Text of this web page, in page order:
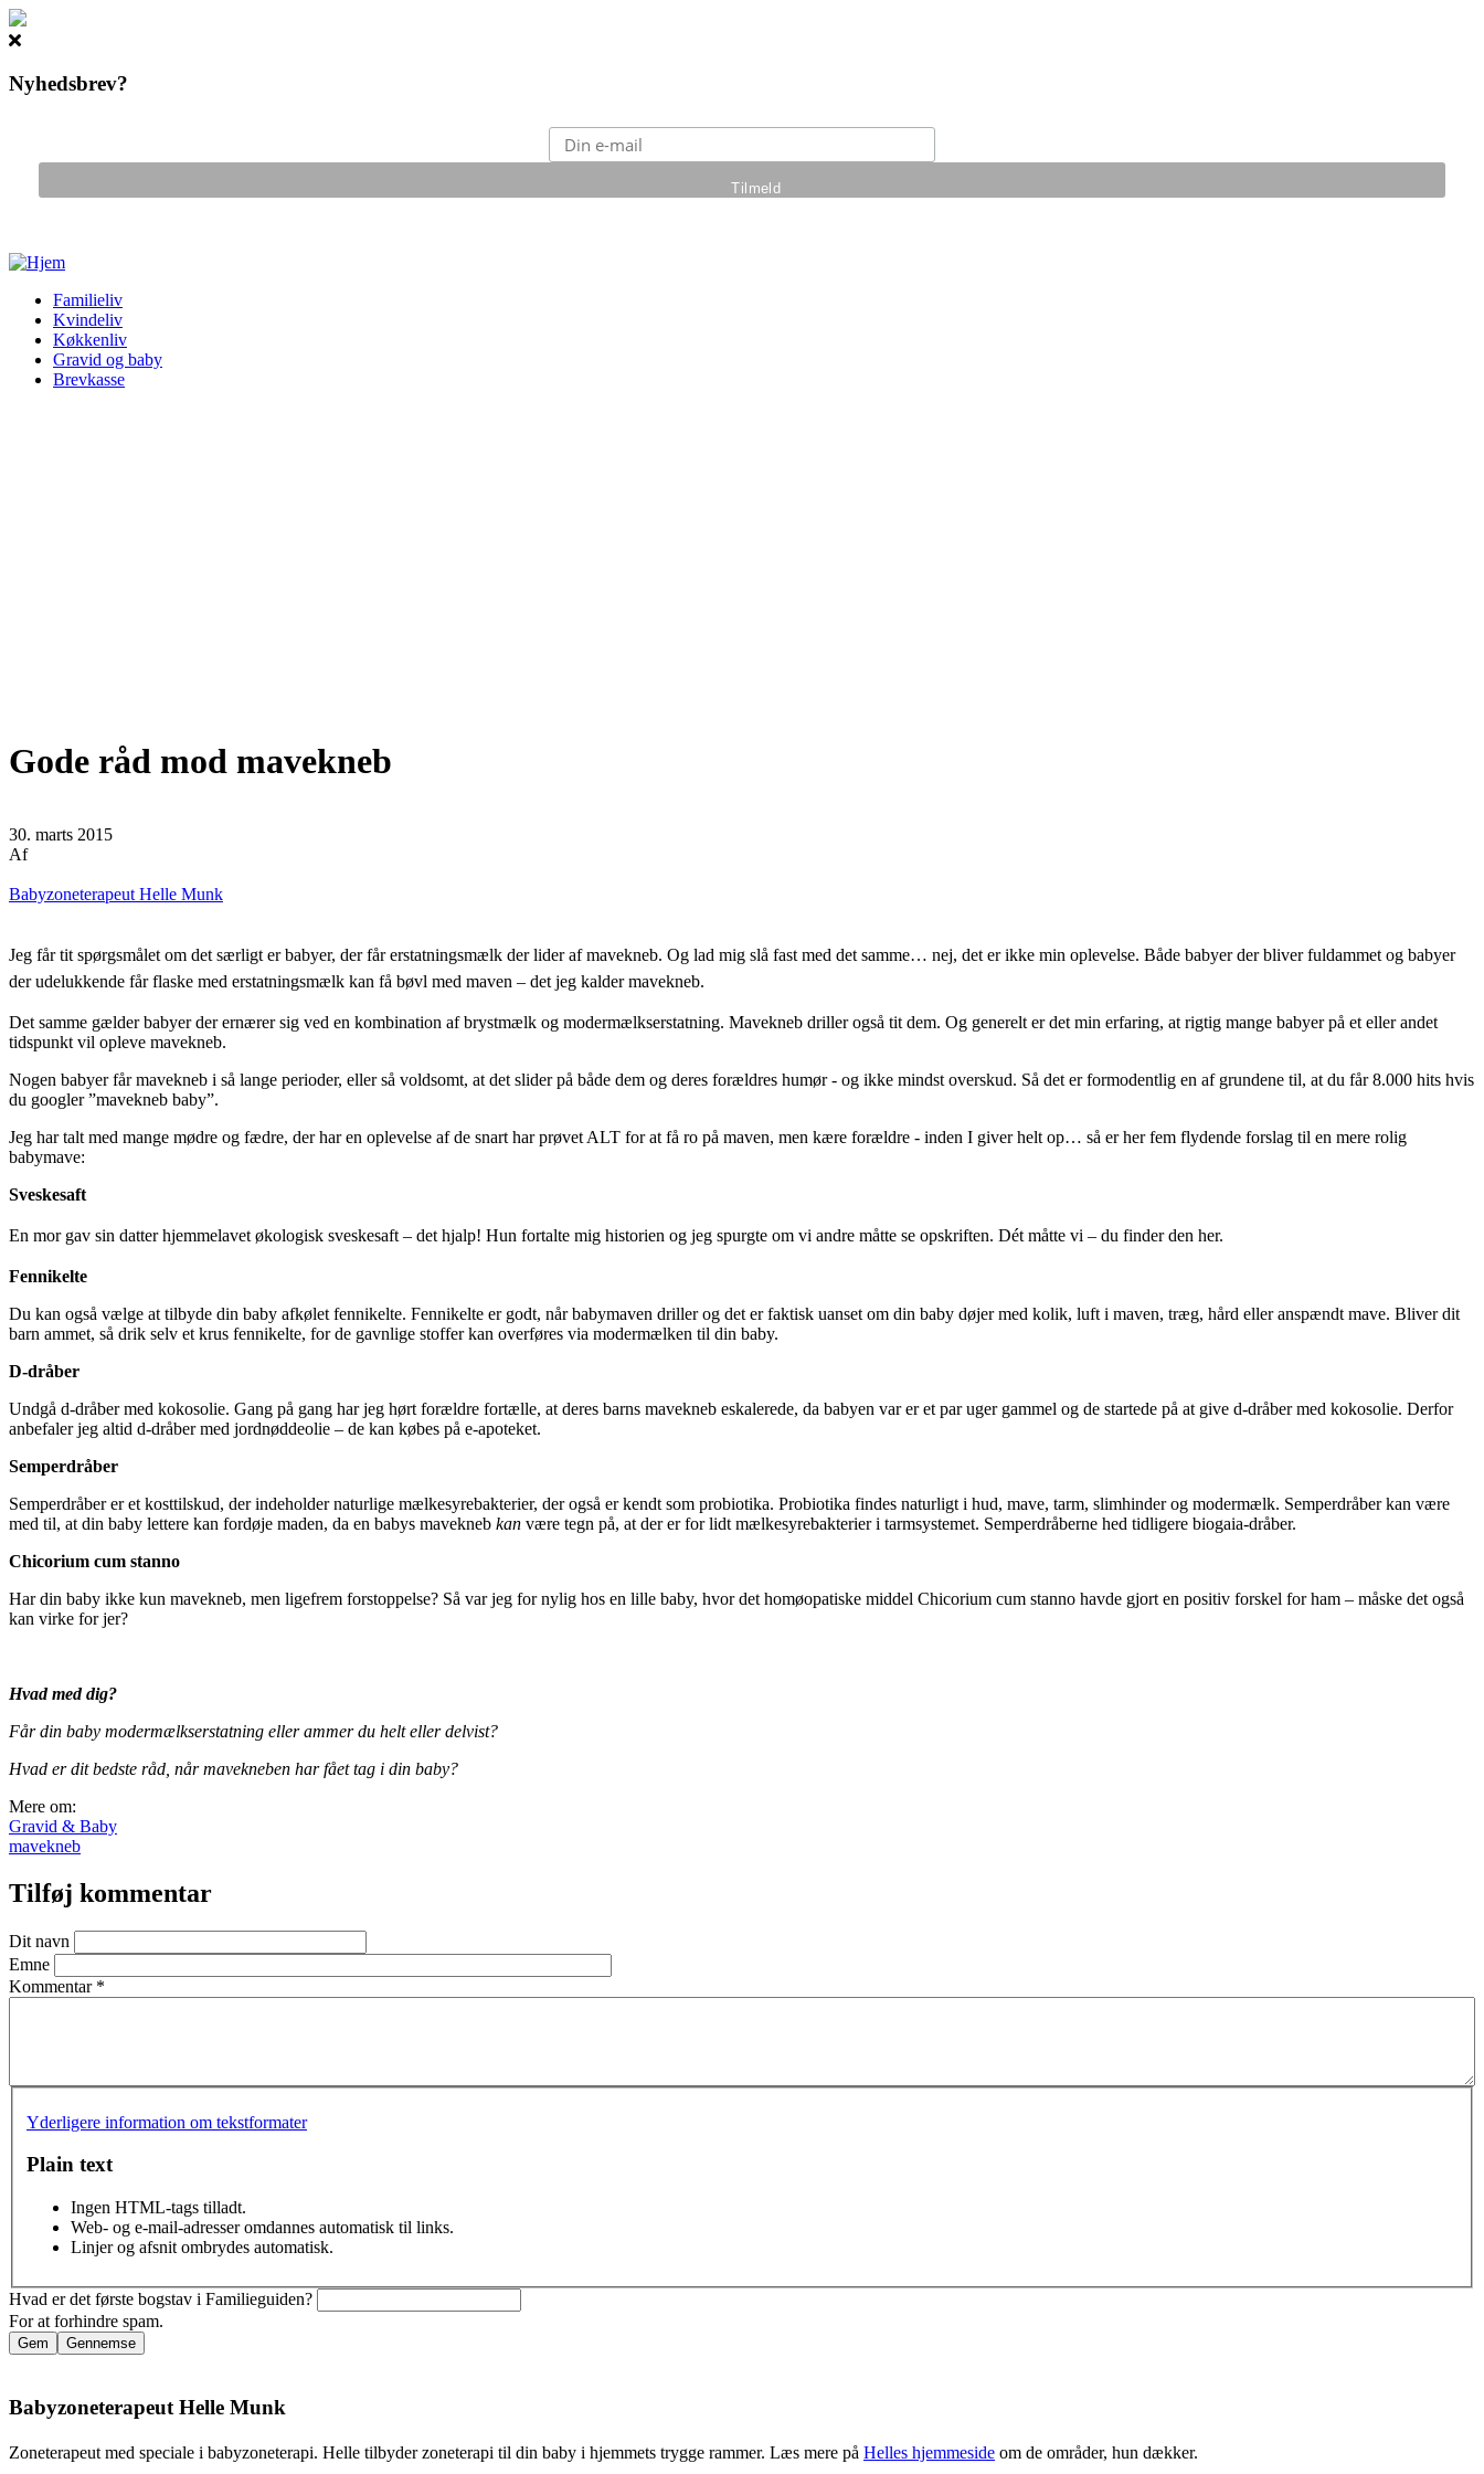
Nyhedsbrev?
Gå til hovedindhold
Familieliv
Kvindeliv
Køkkenliv
Gravid og baby
Brevkasse
Gode råd mod mavekneb
30. marts 2015
Af
Babyzoneterapeut Helle Munk
Jeg får tit spørgsmålet om det særligt er babyer, der får erstatningsmælk der lider af mavekneb. Og lad mig slå fast med det samme… nej, det er ikke min oplevelse. Både babyer der bliver fuldammet og babyer
der udelukkende får flaske med erstatningsmælk kan få bøvl med maven – det jeg kalder mavekneb.
Det samme gælder babyer der ernærer sig ved en kombination af brystmælk og modermælkserstatning. Mavekneb driller også tit dem. Og generelt er det min erfaring, at rigtig mange babyer på et eller andet
tidspunkt vil opleve mavekneb.
Nogen babyer får mavekneb i så lange perioder, eller så voldsomt, at det slider på både dem og deres forældres humør - og ikke mindst overskud. Så det er formodentlig en af grundene til, at du får 8.000 hits hvis
du googler ”mavekneb baby”.
Jeg har talt med mange mødre og fædre, der har en oplevelse af de snart har prøvet ALT for at få ro på maven, men kære forældre - inden I giver helt op… så er her fem flydende forslag til en mere rolig
babymave:
Sveskesaft
En mor gav sin datter hjemmelavet økologisk sveskesaft – det hjalp! Hun fortalte mig historien og jeg spurgte om vi andre måtte se opskriften. Dét måtte vi – du finder den her.
Fennikelte
Du kan også vælge at tilbyde din baby afkølet fennikelte. Fennikelte er godt, når babymaven driller og det er faktisk uanset om din baby døjer med kolik, luft i maven, træg, hård eller anspændt mave. Bliver dit
barn ammet, så drik selv et krus fennikelte, for de gavnlige stoffer kan overføres via modermælken til din baby.
D-dråber
Undgå d-dråber med kokosolie. Gang på gang har jeg hørt forældre fortælle, at deres barns mavekneb eskalerede, da babyen var er et par uger gammel og de startede på at give d-dråber med kokosolie. Derfor
anbefaler jeg altid d-dråber med jordnøddeolie – de kan købes på e-apoteket.
Semperdråber
Semperdråber er et kosttilskud, der indeholder naturlige mælkesyrebakterier, der også er kendt som probiotika. Probiotika findes naturligt i hud, mave, tarm, slimhinder og modermælk. Semperdråber kan være
med til, at din baby lettere kan fordøje maden, da en babys mavekneb kan være tegn på, at der er for lidt mælkesyrebakterier i tarmsystemet. Semperdråberne hed tidligere biogaia-dråber.
Chicorium cum stanno
Har din baby ikke kun mavekneb, men ligefrem forstoppelse? Så var jeg for nylig hos en lille baby, hvor det homøopatiske middel Chicorium cum stanno havde gjort en positiv forskel for ham – måske det også
kan virke for jer?
Hvad med dig?
Får din baby modermælkserstatning eller ammer du helt eller delvist?
Hvad er dit bedste råd, når mavekneben har fået tag i din baby?
Mere om:
Gravid & Baby
mavekneb
Tilføj kommentar
Dit navn
Emne
Kommentar *
Yderligere information om tekstformater
Plain text
Ingen HTML-tags tilladt.
Web- og e-mail-adresser omdannes automatisk til links.
Linjer og afsnit ombrydes automatisk.
Hvad er det første bogstav i Familieguiden?
For at forhindre spam.
Babyzoneterapeut Helle Munk
Zoneterapeut med speciale i babyzoneterapi. Helle tilbyder zoneterapi til din baby i hjemmets trygge rammer. Læs mere på Helles hjemmeside om de områder, hun dækker.